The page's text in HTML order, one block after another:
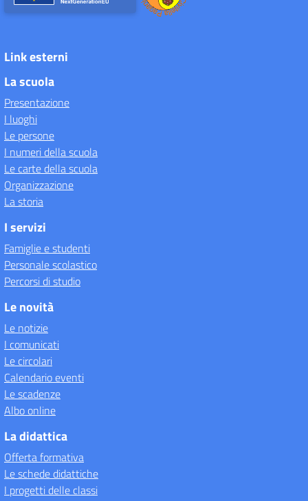
Link esterni
La scuola
Presentazione
I luoghi
Le persone
I numeri della scuola
Le carte della scuola
Organizzazione
La storia
I servizi
Famiglie e studenti
Personale scolastico
Percorsi di studio
Le novità
Le notizie
I comunicati
Le circolari
Calendario eventi
Le scadenze
Albo online
La didattica
Offerta formativa
Le schede didattiche
I progetti delle classi